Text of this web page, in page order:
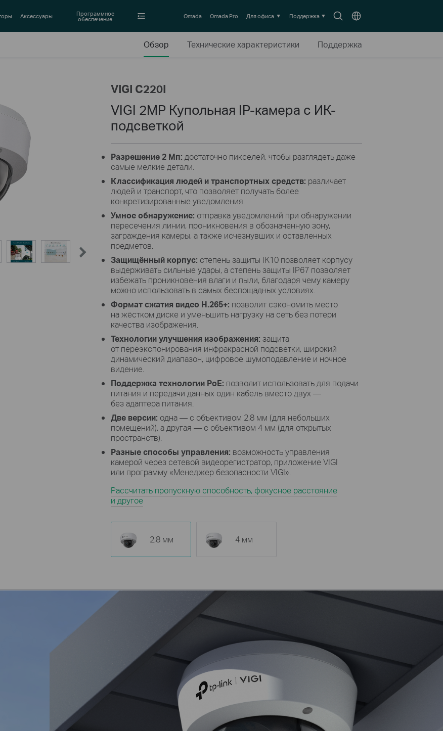
SearchВыберите
Аксессуары Программное
обеспечение Omada Omada Pro Для офиса Поддержка
Обзор Технические характеристики Поддержка
VIGI C220I
VIGI 2MP Купольная IP-камера с ИК-
подсветкой
Разрешение 2 Мп: достаточно пикселей, чтобы разглядеть даже
самые мелкие детали.
Классификация людей и транспортных средств: различает
людей и транспорт, что позволяет получать более
конкретизированные уведомления.
Умное обнаружение: отправка уведомлений при обнаружении
пересечения линии, проникновения в обозначенную зону,
заграждения камеры, а также исчезнувших и оставленных
предметов.
Защищённый корпус: степень защиты IK10 позволяет корпусу
выдерживать сильные удары, а степень защиты IP67 позволяет
избежать проникновения влаги и пыли, благодаря чему камеру
можно использовать в самых беспощадных условиях.
Формат сжатия видео H.265+: позволит сэкономить место
на жёстком диске и уменьшить нагрузку на сеть без потери
качества изображения.
Технологии улучшения изображения: защита
от переэкспонирования инфракрасной подсветки, широкий
динамический диапазон, цифровое шумоподавление и ночное
видение.
Поддержка технологии PoE: позволит использовать для подачи
питания и передачи данных один кабель вместо двух —
без адаптера питания.
Две версии: одна — с объективом 2,8 мм (для небольших
помещений), а другая — с объективом 4 мм (для открытых
пространств).
Разные способы управления: возможность управления
камерой через сетевой видеорегистратор, приложение VIGI
или программу «Менеджер безопасности VIGI».
Рассчитать пропускную способность, фокусное расстояние
и другое
2,8 мм 4 мм